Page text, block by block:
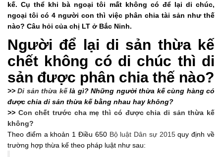
kế. Cụ thể khi bà ngoại tôi mất không có để lại di chúc,
ngoại tôi có 4 người con thì việc phân chia tài sản như thế
nào? Câu hỏi của chị LT ở Bắc Ninh.
Người để lại di sản thừa kế
chết không có di chúc thì di
sản được phân chia thế nào?
>>Di sản thừa kếlà gì? Những người thừa kế cùng hàng có
được chia di sản thừa kế bằng nhau hay không?
>> Con chết trước cha mẹ thì có được chia di sản thừa kế
không?
Theo điểm a khoản 1 Điều 650 Bộ luật Dân sự 2015quy định về
trường hợp thừa kế theo pháp luật như sau: